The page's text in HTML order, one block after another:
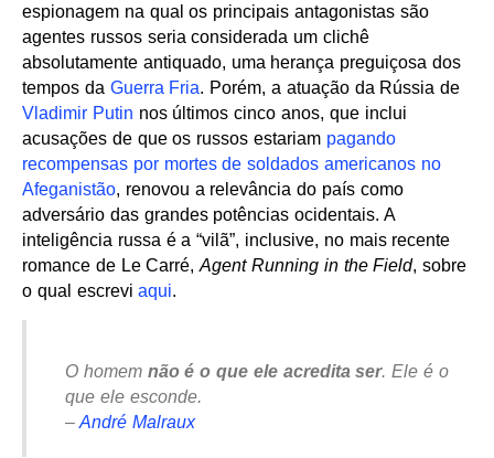
espionagem na qual os principais antagonistas são
agentes russos seria considerada um clichê
absolutamente antiquado, uma herança preguiçosa dos
tempos da Guerra Fria. Porém, a atuação da Rússia de
Vladimir Putin nos últimos cinco anos, que inclui
acusações de que os russos estariam pagando
recompensas por mortes de soldados americanos no
Afeganistão, renovou a relevância do país como
adversário das grandes potências ocidentais. A
inteligência russa é a “vilã”, inclusive, no mais recente
romance de Le Carré,Agent Running in the Field, sobre
o qual escreviaqui.
O homem não é o que ele acredita ser. Ele é o
que ele esconde.
– André Malraux